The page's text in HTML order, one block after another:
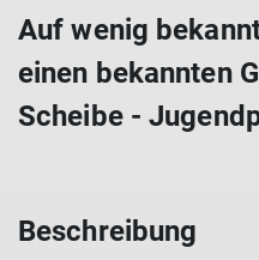
Auf wenig
einen bekannten
Scheibe -
Beschreibung